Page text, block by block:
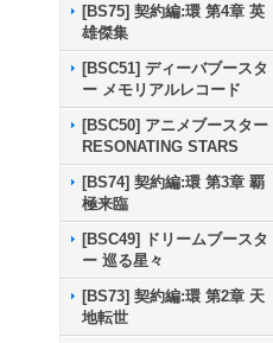
[BS75] 契約編:環 第4章 英
雄傑集
[BSC51] ディーバブースタ
ー メモリアルレコード
[BSC50] アニメブースター
RESONATING STARS
[BS74] 契約編:環 第3章 覇
極来臨
[BSC49] ドリームブースタ
ー 巡る星々
[BS73] 契約編:環 第2章 天
地転世